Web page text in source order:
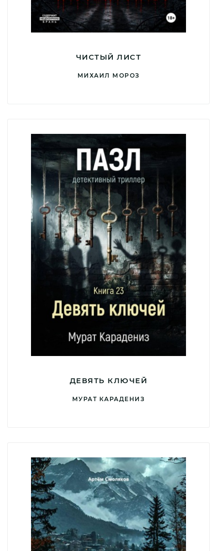
ЧИСТЫЙ ЛИСТ
МИХАИЛ МОРОЗ
ДЕВЯТЬ КЛЮЧЕЙ
МУРАТ КАРАДЕНИЗ